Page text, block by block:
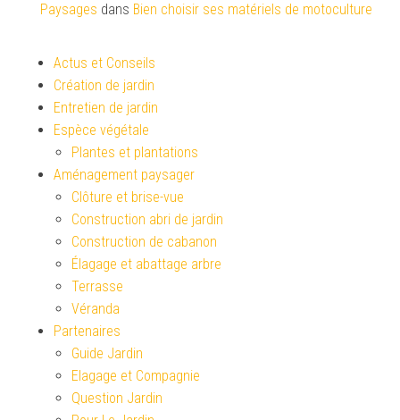
Paysages dans Bien choisir ses matériels de motoculture
Actus et Conseils
Création de jardin
Entretien de jardin
Espèce végétale
Plantes et plantations
Aménagement paysager
Clôture et brise-vue
Construction abri de jardin
Construction de cabanon
Élagage et abattage arbre
Terrasse
Véranda
Partenaires
Guide Jardin
Elagage et Compagnie
Question Jardin